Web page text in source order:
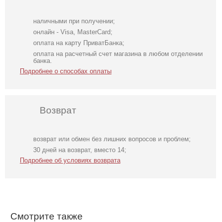
наличными при получении;
онлайн - Visa, MasterCard;
оплата на карту ПриватБанка;
оплата на расчетный счет магазина в любом отделении
банка.
Подробнее о способах оплаты
Возврат
возврат или обмен без лишних вопросов и проблем;
30 дней на возврат, вместо 14;
Подробнее об условиях возврата
Смотрите также
Голубое
нарядное
облегающее
Свадебное белое
длинное
атласное платье